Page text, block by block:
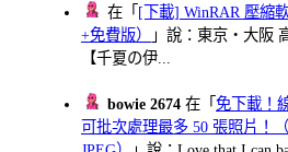
在「 [下載] WinRAR 壓縮
+免費版）
」說：東京・大阪
【千夏の伊...
bowie 2674 在「免下載！
可批次處理最多 50 張照片！